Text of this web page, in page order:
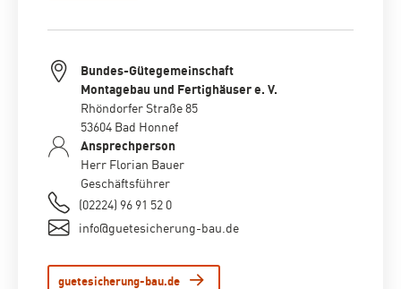
Bundes-Gütegemeinschaft
Montagebau und Fertighäuser e. V.
Rhöndorfer Straße 85
53604 Bad Honnef
Ansprechperson
Herr Florian Bauer
Geschäftsführer
(02224) 96 91 52 0
info@guetesicherung-bau.de
guetesicherung-bau.de